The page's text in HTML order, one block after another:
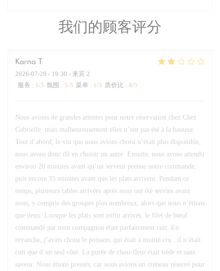
我们的顾客评分
Karna T
2026-07-29 - 19:30 - 来宾 2
服务 : 1/5 氛围 : 5/5 菜单 : 1/5 质价比 : 4/5
Nous avions de grandes attentes pour notre réservation chez Chez
Gabrielle, mais malheureusement elles n’ont pas été à la hauteur.
Tout d’abord, le vin que nous avions choisi n’était plus disponible,
nous avons donc dû en choisir un autre. Ensuite, nous avons attendu
environ 20 minutes avant qu’un serveur prenne notre commande,
puis encore 35 minutes avant que les plats arrivent. Pendant ce
temps, plusieurs tables arrivées après nous ont été servies avant
nous, y compris des groupes plus nombreux, alors que nous n’étions
que deux. Lorsque les plats sont enfin arrivés, le filet de bœuf
commandé par mon compagnon était parfaitement cuit. En
revanche, j’avais choisi le poisson, qui était à moitié cru : il n’était
cuit que d’un seul côté. La purée de chou-fleur était tiède et sans
saveur. Nous étions pressés, car nous avions un créneau réservé pour